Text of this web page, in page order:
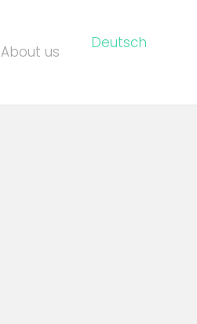
About us Deutsch